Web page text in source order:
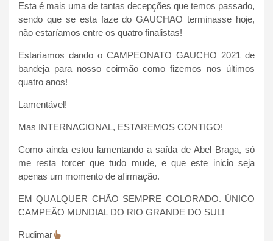
Esta é mais uma de tantas decepções que temos passado,
sendo que se esta faze do GAUCHAO terminasse hoje,
não estaríamos entre os quatro finalistas!
Estaríamos dando o CAMPEONATO GAUCHO 2021 de
bandeja para nosso coirmão como fizemos nos últimos
quatro anos!
Lamentável!
Mas INTERNACIONAL, ESTAREMOS CONTIGO!
Como ainda estou lamentando a saída de Abel Braga, só
me resta torcer que tudo mude, e que este inicio seja
apenas um momento de afirmação.
EM QUALQUER CHÃO SEMPRE COLORADO. ÚNICO
CAMPEÃO MUNDIAL DO RIO GRANDE DO SUL!
Rudimar